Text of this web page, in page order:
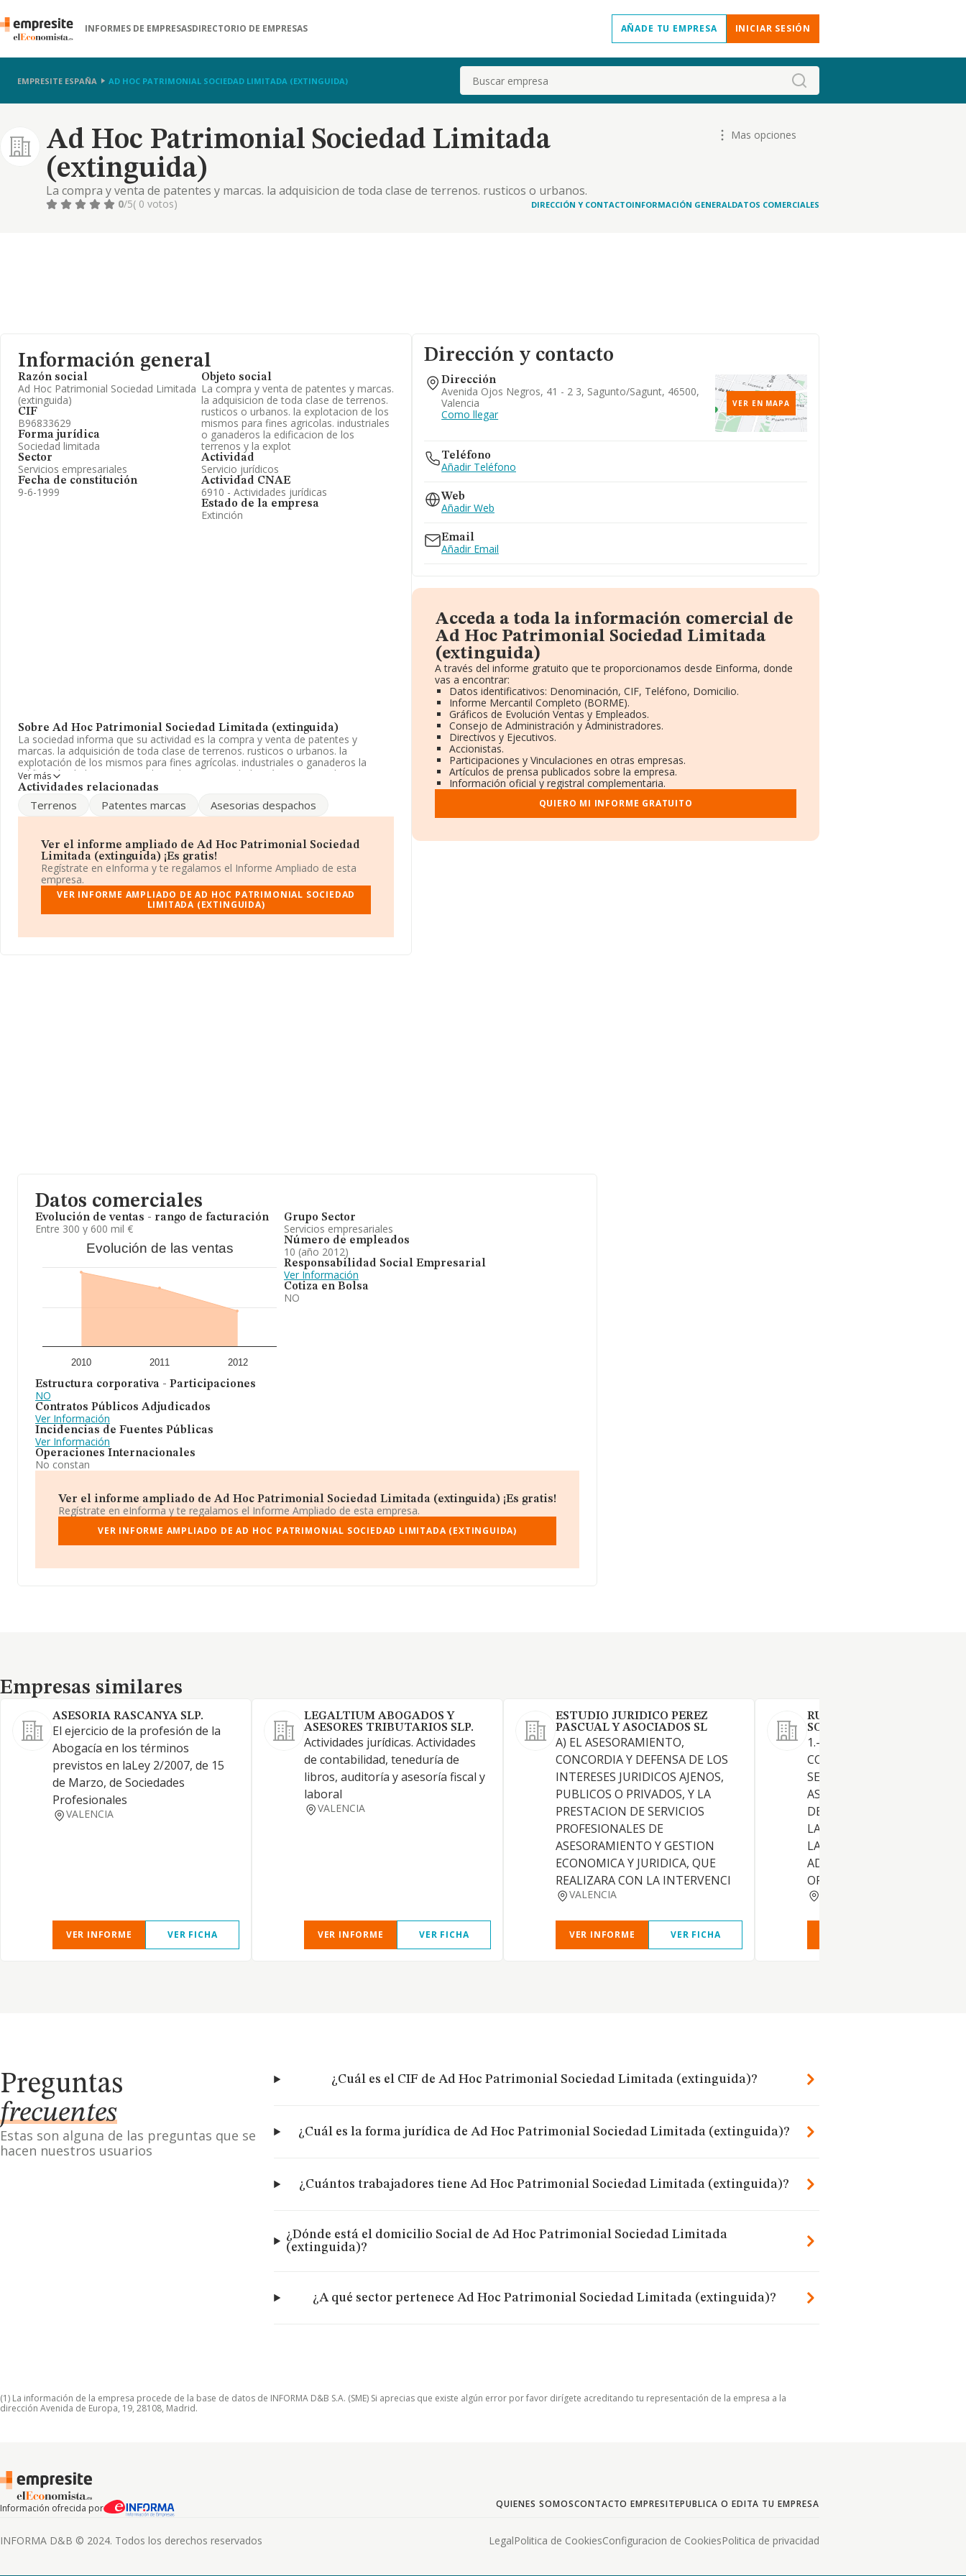
INFORMES DE EMPRESASDIRECTORIO DE EMPRESAS AÑADE TU EMPRESA INICIAR SESIÓN
EMPRESITE ESPAÑA AD HOC PATRIMONIAL SOCIEDAD LIMITADA (EXTINGUIDA) Buscar
Ad Hoc Patrimonial Sociedad Limitada
(extinguida)
La compra y venta de patentes y marcas. la adquisicion de toda clase de terrenos. rusticos o urbanos.
la explotacion de los mismos para fines agricolas. industriales o ganaderos la edificacion de los
Mas opciones
0/5( 0 votos) DIRECCIÓN Y CONTACTOINFORMACIÓN GENERALDATOS COMERCIALES
Información general
Razón social
Ad Hoc Patrimonial Sociedad Limitada
(extinguida)
CIF
B96833629
Forma jurídica
Sociedad limitada
Sector
Servicios empresariales
Fecha de constitución
9-6-1999
Objeto social
La compra y venta de patentes y marcas.
la adquisicion de toda clase de terrenos.
rusticos o urbanos. la explotacion de los
mismos para fines agricolas. industriales
o ganaderos la edificacion de los
terrenos y la explot
Actividad
Servicio jurídicos
Actividad CNAE
6910 - Actividades jurídicas
Estado de la empresa
Extinción
Sobre Ad Hoc Patrimonial Sociedad Limitada (extinguida)
La sociedad informa que su actividad es la compra y venta de patentes y
marcas. la adquisición de toda clase de terrenos. rusticos o urbanos. la
explotación de los mismos para fines agrícolas. industriales o ganaderos la
edificación de los terrenos y la explot. La sociedad está inscrita en el Registro
Mercantil como Sociedad Limitada. Tiene CNAE: 6910 - 'Actividades jurídicas'.
El número de empleados ha bajado un 17% y según las cifras existentes en la
la media de sector.
La sociedad españolaAd Hoc Patrimonial Sociedad Limitada (extinguida)
B96833629, está situada en Avenida Ojos Negros núm. 41 2 3, (46500), en el
municipio de Sagunto, Valencia, Comunidad Valenciana.
Con los datos a disposición de INFORMA sobre 28.030 empresas pertenecientes
euros y se calcula un promedio de facturación de 224 mil euros entre todas las
Ver más
Actividades relacionadas
Terrenos Patentes marcas Asesorias despachos
Ver el informe ampliado de Ad Hoc Patrimonial Sociedad
Limitada (extinguida) ¡Es gratis!
Regístrate en eInforma y te regalamos el Informe Ampliado de esta
empresa.
VER INFORME AMPLIADO DE AD HOC PATRIMONIAL SOCIEDAD
LIMITADA (EXTINGUIDA)
Dirección y contacto
Dirección
Avenida Ojos Negros, 41 - 2 3, Sagunto/sagunt, 46500,
Valencia
Como llegar
VER EN MAPA
Teléfono
Añadir Teléfono
Web
Añadir Web
Email
Añadir Email
Acceda a toda la información comercial de
Ad Hoc Patrimonial Sociedad Limitada
(extinguida)
A través del informe gratuito que te proporcionamos desde Einforma, donde
vas a encontrar:
Datos identificativos: Denominación, CIF, Teléfono, Domicilio.
Informe Mercantil Completo (BORME).
Gráficos de Evolución Ventas y Empleados.
Consejo de Administración y Administradores.
Directivos y Ejecutivos.
Accionistas.
Participaciones y Vinculaciones en otras empresas.
Artículos de prensa publicados sobre la empresa.
Información oficial y registral complementaria.
QUIERO MI INFORME GRATUITO
Datos comerciales
Evolución de ventas - rango de facturación
Entre 300 y 600 mil €
Evolución de las ventas
2010 2011 2012
Estructura corporativa - Participaciones
NO
Contratos Públicos Adjudicados
Ver Información
Incidencias de Fuentes Públicas
Ver Información
Operaciones Internacionales
No constan
Grupo Sector
Servicios empresariales
Número de empleados
10 (año 2012)
Responsabilidad Social Empresarial
Ver Información
Cotiza en Bolsa
NO
Ver el informe ampliado de Ad Hoc Patrimonial Sociedad Limitada (extinguida) ¡Es gratis!
Regístrate en eInforma y te regalamos el Informe Ampliado de esta empresa.
VER INFORME AMPLIADO DE AD HOC PATRIMONIAL SOCIEDAD LIMITADA (EXTINGUIDA)
Empresas similares
Empresas similares
ASESORIA RASCANYA SLP.
El ejercicio de la profesión de la
Abogacía en los términos
previstos en laLey 2/2007, de 15
de Marzo, de Sociedades
Profesionales
VALENCIA
VER INFORME VER FICHA
LEGALTIUM ABOGADOS Y
ASESORES TRIBUTARIOS SLP.
Actividades jurídicas. Actividades
de contabilidad, teneduría de
libros, auditoría y asesoría fiscal y
laboral
VALENCIA
VER INFORME VER FICHA
ESTUDIO JURIDICO PEREZ
PASCUAL Y ASOCIADOS SL
A) EL ASESORAMIENTO,
CONCORDIA Y DEFENSA DE LOS
INTERESES JURIDICOS AJENOS,
PUBLICOS O PRIVADOS, Y LA
PRESTACION DE SERVICIOS
PROFESIONALES DE
ASESORAMIENTO Y GESTION
ECONOMICA Y JURIDICA, QUE
REALIZARA CON LA INTERVENCI
VALENCIA
VER INFORME VER FICHA
RUIZ Y MONRABAL
SOCIEDAD LIMITADA
1.- EL OBJETO DE LA
CONSISTE EN LA
SERVICIOS JURIDICIOS DE
ASESORAMIENTO,
DEFENSA JURIDICA,
LA ABOGACIA,
LA ACTUACION ANTE LA
ADMINISTRACION PUBLICA,
ORGANOS JU
Preguntas
frecuentes
Estas son alguna de las preguntas que se
hacen nuestros usuarios
¿Cuál es el CIF de Ad Hoc Patrimonial Sociedad Limitada (extinguida)?
¿Cuál es la forma jurídica de Ad Hoc Patrimonial Sociedad Limitada (extinguida)?
¿Cuántos trabajadores tiene Ad Hoc Patrimonial Sociedad Limitada (extinguida)?
¿Dónde está el domicilio Social de Ad Hoc Patrimonial Sociedad Limitada
(extinguida)?
¿A qué sector pertenece Ad Hoc Patrimonial Sociedad Limitada (extinguida)?
(1) La información de la empresa procede de la base de datos de INFORMA D&B S.A. (SME) Si aprecias que existe algún error por favor dirígete acreditando tu representación de la empresa a la
dirección Avenida de Europa, 19, 28108, Madrid.
Información ofrecida por QUIENES SOMOSCONTACTO EMPRESITEPUBLICA O EDITA TU EMPRESA
INFORMA D&B © 2024. Todos los derechos reservados LegalPolitica de CookiesConfiguracion de CookiesPolitica de privacidad